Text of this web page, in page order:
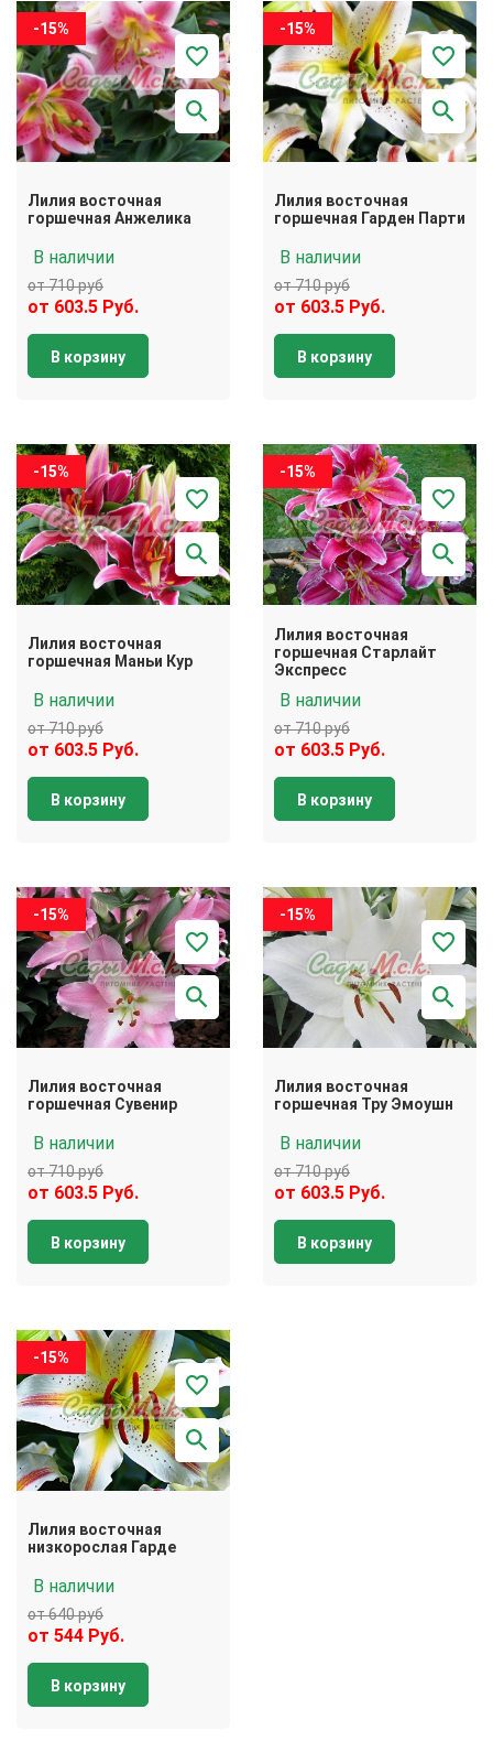
-15%
Лилия восточная
горшечная Анжелика
В наличии
от 710 руб
от 603.5 Руб.
В корзину
-15%
Лилия восточная
горшечная Гарден Парти
В наличии
от 710 руб
от 603.5 Руб.
В корзину
-15%
Лилия восточная
горшечная Маньи Кур
В наличии
от 710 руб
от 603.5 Руб.
В корзину
-15%
Лилия восточная
горшечная Старлайт
Экспресс
В наличии
от 710 руб
от 603.5 Руб.
В корзину
-15%
Лилия восточная
горшечная Сувенир
В наличии
от 710 руб
от 603.5 Руб.
В корзину
-15%
Лилия восточная
горшечная Тру Эмоушн
В наличии
от 710 руб
от 603.5 Руб.
В корзину
-15%
Лилия восточная
низкорослая Гарде
В наличии
от 640 руб
от 544 Руб.
В корзину